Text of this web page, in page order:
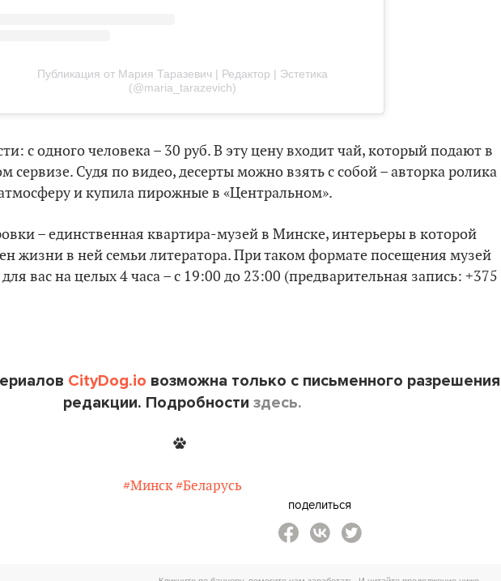
Публикация от Мария Таразевич | Редактор | Эстетика
(@maria_tarazevich)
с одного человека – 30 руб. В эту цену входит чай, который подают в
Судя по видео, десерты можно взять с собой – авторка ролика
и купила пирожные в «Центральном».
– единственная квартира-музей в Минске, интерьеры в которой
жизни в ней семьи литератора. При таком формате посещения музей
вас на целых 4 часа – с 19:00 до 23:00 (предварительная запись: +375
CityDog.io возможна только с письменного разрешения
редакции. Подробности здесь.
#Минск #Беларусь
поделиться